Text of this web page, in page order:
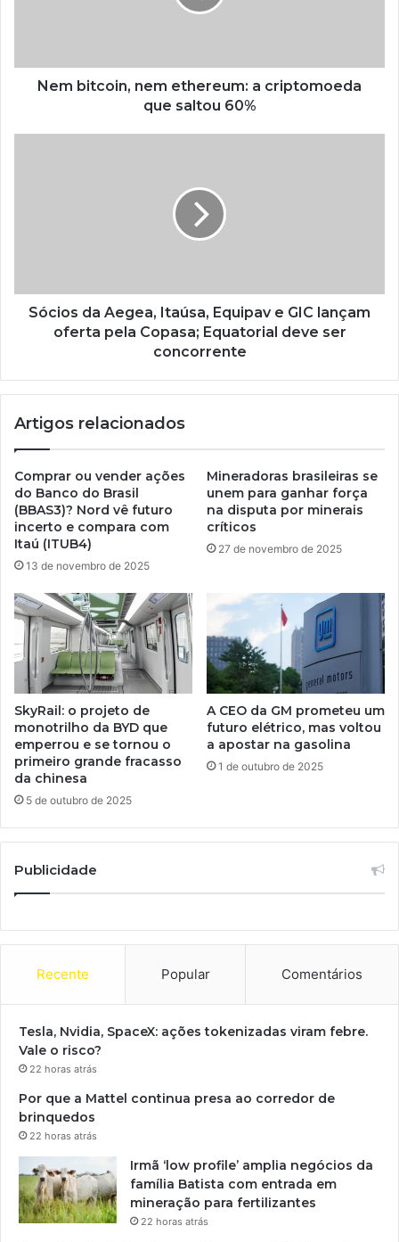
Nem bitcoin, nem ethereum: a criptomoeda
que saltou 60%
Sócios da Aegea, Itaúsa, Equipav e GIC lançam
oferta pela Copasa; Equatorial deve ser
concorrente
Artigos relacionados
Comprar ou vender ações
do Banco do Brasil
(BBAS3)? Nord vê futuro
incerto e compara com
Itaú (ITUB4)
13 de novembro de 2025
Mineradoras brasileiras se
unem para ganhar força
na disputa por minerais
críticos
27 de novembro de 2025
SkyRail: o projeto de
monotrilho da BYD que
emperrou e se tornou o
primeiro grande fracasso
da chinesa
5 de outubro de 2025
A CEO da GM prometeu um
futuro elétrico, mas voltou
a apostar na gasolina
1 de outubro de 2025
Publicidade
Recente Popular Comentários
Tesla, Nvidia, SpaceX: ações tokenizadas viram febre.
Vale o risco?
22 horas atrás
Por que a Mattel continua presa ao corredor de
brinquedos
22 horas atrás
Irmã ‘low profile’ amplia negócios da
família Batista com entrada em
mineração para fertilizantes
22 horas atrás